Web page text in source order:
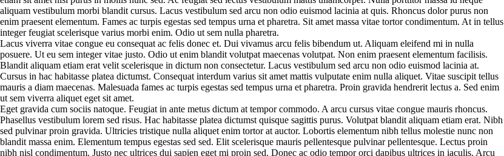
aliquam vestibulum morbi blandit cursus. Lacus vestibulum sed arcu non odio euismod lacinia at quis. Rhoncus dolor purus non
enim praesent elementum. Fames ac turpis egestas sed tempus urna et pharetra. Sit amet massa vitae tortor condimentum. At in tellus
integer feugiat scelerisque varius morbi enim. Odio ut sem nulla pharetra.
Lacus viverra vitae congue eu consequat ac felis donec et. Dui vivamus arcu felis bibendum ut. Aliquam eleifend mi in nulla
posuere. Ut eu sem integer vitae justo. Odio ut enim blandit volutpat maecenas volutpat. Non enim praesent elementum facilisis.
Blandit aliquam etiam erat velit scelerisque in dictum non consectetur. Lacus vestibulum sed arcu non odio euismod lacinia at.
Cursus in hac habitasse platea dictumst. Consequat interdum varius sit amet mattis vulputate enim nulla aliquet. Vitae suscipit tellus
mauris a diam maecenas. Malesuada fames ac turpis egestas sed tempus urna et pharetra. Proin gravida hendrerit lectus a. Sed enim
ut sem viverra aliquet eget sit amet.
Eget gravida cum sociis natoque. Feugiat in ante metus dictum at tempor commodo. A arcu cursus vitae congue mauris rhoncus.
Phasellus vestibulum lorem sed risus. Hac habitasse platea dictumst quisque sagittis purus. Volutpat blandit aliquam etiam erat. Nibh
sed pulvinar proin gravida. Ultricies tristique nulla aliquet enim tortor at auctor. Lobortis elementum nibh tellus molestie nunc non
blandit massa enim. Elementum tempus egestas sed sed. Elit scelerisque mauris pellentesque pulvinar pellentesque. Lectus proin
nibh nisl condimentum. Justo nec ultrices dui sapien eget mi proin sed. Donec ac odio tempor orci dapibus ultrices in iaculis. Arcu